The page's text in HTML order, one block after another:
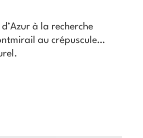
à la recherche
au crépuscule…